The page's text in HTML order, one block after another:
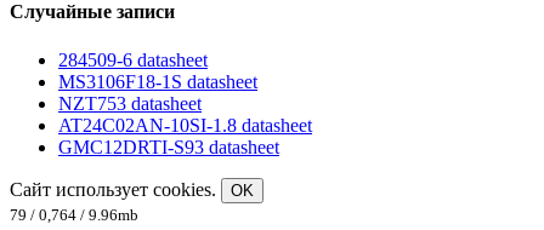
Случайные записи
284509-6 datasheet
MS3106F18-1S datasheet
NZT753 datasheet
AT24C02AN-10SI-1.8 datasheet
GMC12DRTI-S93 datasheet
Сайт использует cookies.
OK
79 / 0,764 / 9.96mb